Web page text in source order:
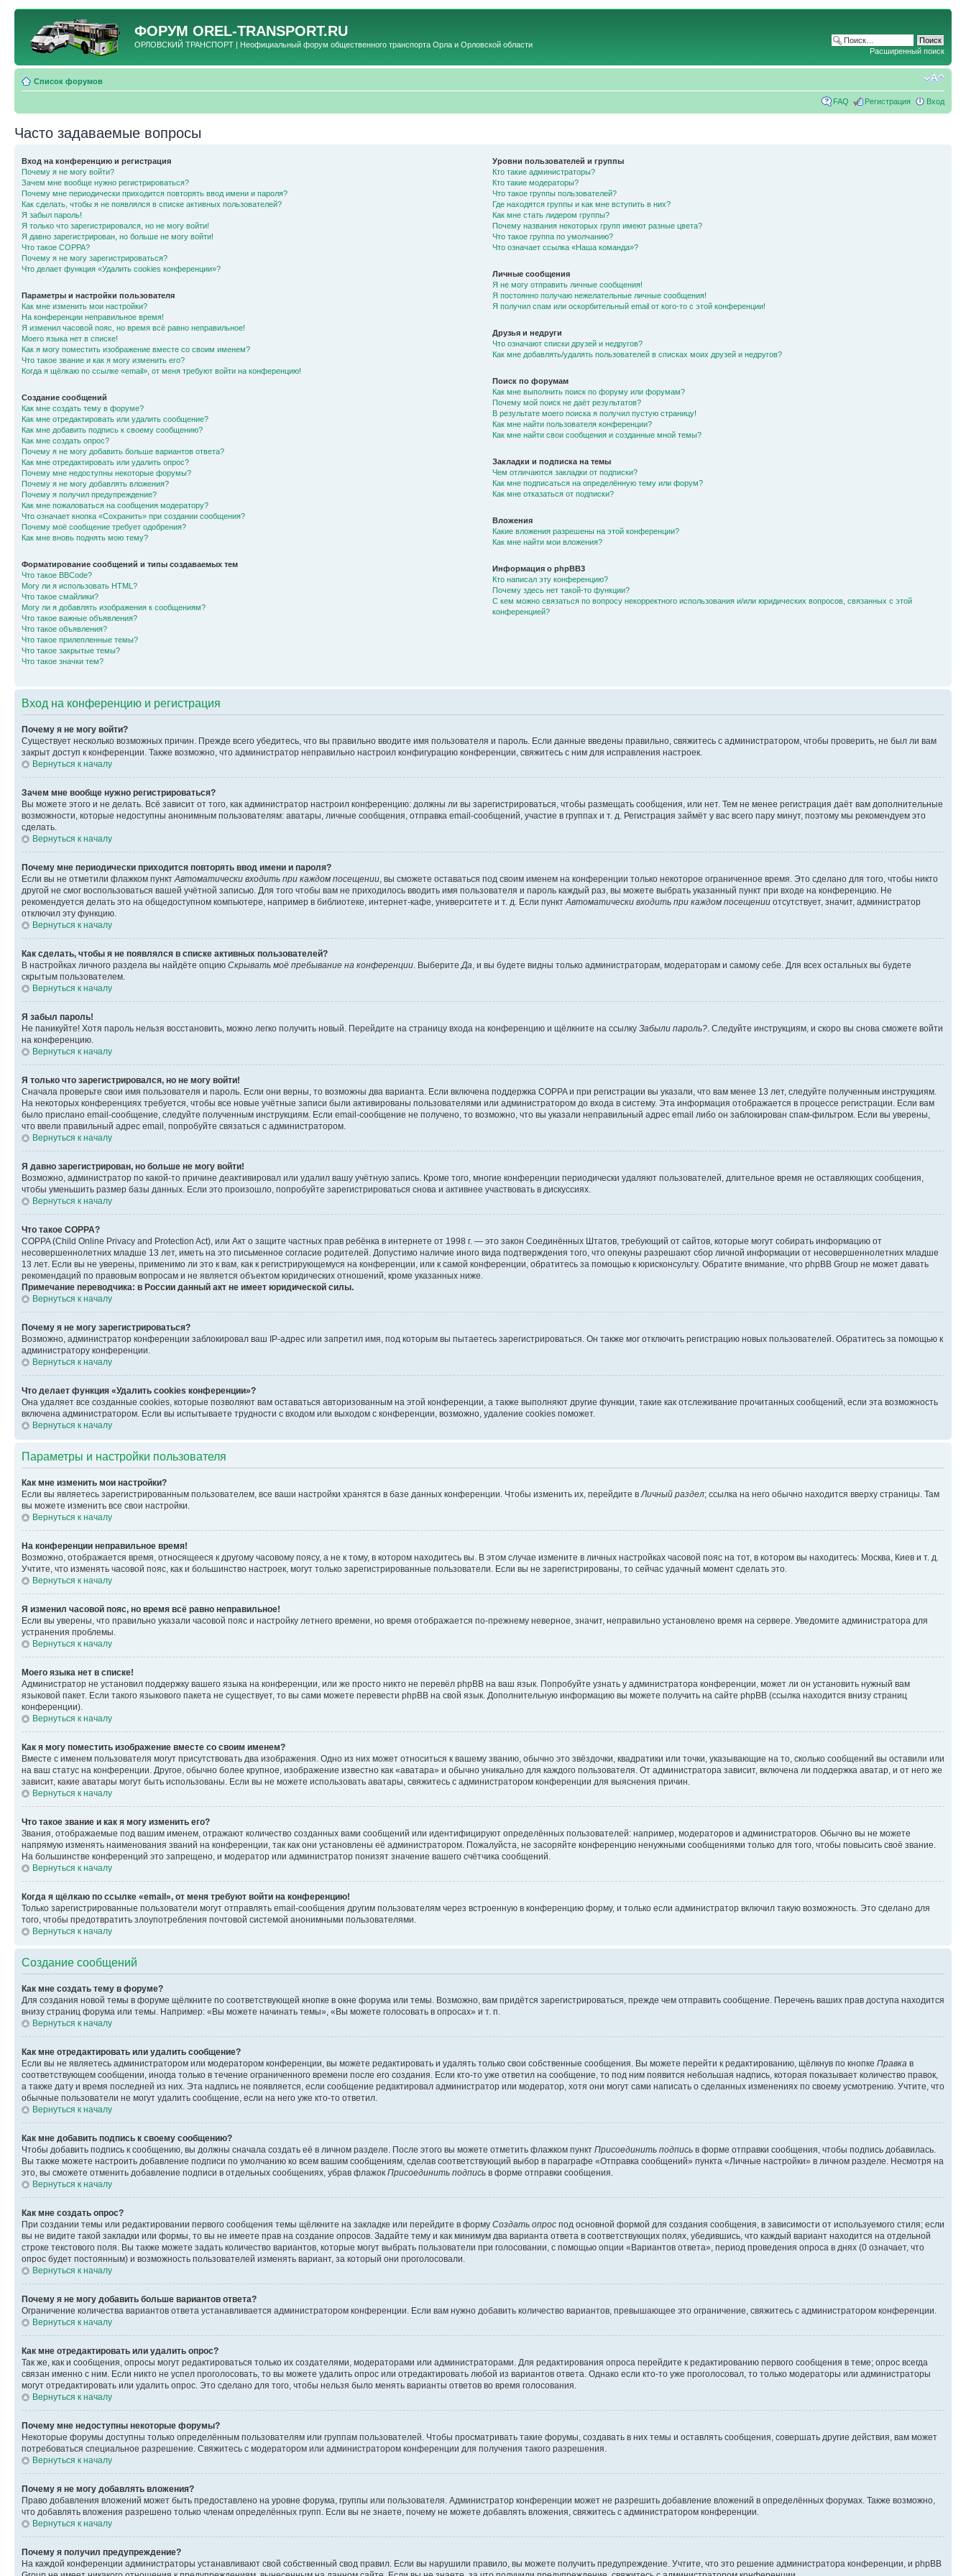
ФОРУМ OREL-TRANSPORT.RU
ОРЛОВСКИЙ ТРАНСПОРТ | Неофициальный форум общественного транспорта Орла и Орловской области
Расширенный поиск
Список форумов
FAQ Регистрация Вход
Часто задаваемые вопросы
Вход на конференцию и регистрация
Почему я не могу войти?
Зачем мне вообще нужно регистрироваться?
Почему мне периодически приходится повторять ввод имени и пароля?
Как сделать, чтобы я не появлялся в списке активных пользователей?
Я забыл пароль!
Я только что зарегистрировался, но не могу войти!
Я давно зарегистрирован, но больше не могу войти!
Что такое COPPA?
Почему я не могу зарегистрироваться?
Что делает функция «Удалить cookies конференции»?
Параметры и настройки пользователя
Как мне изменить мои настройки?
На конференции неправильное время!
Я изменил часовой пояс, но время всё равно неправильное!
Моего языка нет в списке!
Как я могу поместить изображение вместе со своим именем?
Что такое звание и как я могу изменить его?
Когда я щёлкаю по ссылке «email», от меня требуют войти на конференцию!
Создание сообщений
Как мне создать тему в форуме?
Как мне отредактировать или удалить сообщение?
Как мне добавить подпись к своему сообщению?
Как мне создать опрос?
Почему я не могу добавить больше вариантов ответа?
Как мне отредактировать или удалить опрос?
Почему мне недоступны некоторые форумы?
Почему я не могу добавлять вложения?
Почему я получил предупреждение?
Как мне пожаловаться на сообщения модератору?
Что означает кнопка «Сохранить» при создании сообщения?
Почему моё сообщение требует одобрения?
Как мне вновь поднять мою тему?
Форматирование сообщений и типы создаваемых тем
Что такое BBCode?
Могу ли я использовать HTML?
Что такое смайлики?
Могу ли я добавлять изображения к сообщениям?
Что такое важные объявления?
Что такое объявления?
Что такое прилепленные темы?
Что такое закрытые темы?
Что такое значки тем?
Уровни пользователей и группы
Кто такие администраторы?
Кто такие модераторы?
Что такое группы пользователей?
Где находятся группы и как мне вступить в них?
Как мне стать лидером группы?
Почему названия некоторых групп имеют разные цвета?
Что такое группа по умолчанию?
Что означает ссылка «Наша команда»?
Личные сообщения
Я не могу отправить личные сообщения!
Я постоянно получаю нежелательные личные сообщения!
Я получил спам или оскорбительный email от кого-то с этой конференции!
Друзья и недруги
Что означают списки друзей и недругов?
Как мне добавлять/удалять пользователей в списках моих друзей и недругов?
Поиск по форумам
Как мне выполнить поиск по форуму или форумам?
Почему мой поиск не даёт результатов?
В результате моего поиска я получил пустую страницу!
Как мне найти пользователя конференции?
Как мне найти свои сообщения и созданные мной темы?
Закладки и подписка на темы
Чем отличаются закладки от подписки?
Как мне подписаться на определённую тему или форум?
Как мне отказаться от подписки?
Вложения
Какие вложения разрешены на этой конференции?
Как мне найти мои вложения?
Информация о phpBB3
Кто написал эту конференцию?
Почему здесь нет такой-то функции?
С кем можно связаться по вопросу некорректного использования и/или юридических вопросов, связанных с этой
конференцией?
Вход на конференцию и регистрация
Почему я не могу войти?
Существует несколько возможных причин. Прежде всего убедитесь, что вы правильно вводите имя пользователя и пароль. Если данные введены правильно, свяжитесь с администратором, чтобы проверить, не был ли вам
закрыт доступ к конференции. Также возможно, что администратор неправильно настроил конфигурацию конференции, свяжитесь с ним для исправления настроек.
Вернуться к началу
Зачем мне вообще нужно регистрироваться?
Вы можете этого и не делать. Всё зависит от того, как администратор настроил конференцию: должны ли вы зарегистрироваться, чтобы размещать сообщения, или нет. Тем не менее регистрация даёт вам дополнительные
возможности, которые недоступны анонимным пользователям: аватары, личные сообщения, отправка email-сообщений, участие в группах и т. д. Регистрация займёт у вас всего пару минут, поэтому мы рекомендуем это
сделать.
Вернуться к началу
Почему мне периодически приходится повторять ввод имени и пароля?
Если вы не отметили флажком пункт Автоматически входить при каждом посещении , вы сможете оставаться под своим именем на конференции только некоторое ограниченное время. Это сделано для того, чтобы никто
другой не смог воспользоваться вашей учётной записью. Для того чтобы вам не приходилось вводить имя пользователя и пароль каждый раз, вы можете выбрать указанный пункт при входе на конференцию. Не
рекомендуется делать это на общедоступном компьютере, например в библиотеке, интернет-кафе, университете и т. д. Если пункт Автоматически входить при каждом посещении отсутствует, значит, администратор
отключил эту функцию.
Вернуться к началу
Как сделать, чтобы я не появлялся в списке активных пользователей?
В настройках личного раздела вы найдёте опцию Скрывать моё пребывание на конференции . Выберите Да , и вы будете видны только администраторам, модераторам и самому себе. Для всех остальных вы будете
скрытым пользователем.
Вернуться к началу
Я забыл пароль!
Не паникуйте! Хотя пароль нельзя восстановить, можно легко получить новый. Перейдите на страницу входа на конференцию и щёлкните на ссылку Забыли пароль? . Следуйте инструкциям, и скоро вы снова сможете войти
на конференцию.
Вернуться к началу
Я только что зарегистрировался, но не могу войти!
Сначала проверьте свои имя пользователя и пароль. Если они верны, то возможны два варианта. Если включена поддержка COPPA и при регистрации вы указали, что вам менее 13 лет, следуйте полученным инструкциям.
На некоторых конференциях требуется, чтобы все новые учётные записи были активированы пользователями или администратором до входа в систему. Эта информация отображается в процессе регистрации. Если вам
было прислано email-сообщение, следуйте полученным инструкциям. Если email-сообщение не получено, то возможно, что вы указали неправильный адрес email либо он заблокирован спам-фильтром. Если вы уверены,
что ввели правильный адрес email, попробуйте связаться с администратором.
Вернуться к началу
Я давно зарегистрирован, но больше не могу войти!
Возможно, администратор по какой-то причине деактивировал или удалил вашу учётную запись. Кроме того, многие конференции периодически удаляют пользователей, длительное время не оставляющих сообщения,
чтобы уменьшить размер базы данных. Если это произошло, попробуйте зарегистрироваться снова и активнее участвовать в дискуссиях.
Вернуться к началу
Что такое COPPA?
COPPA (Child Online Privacy and Protection Act), или Акт о защите частных прав ребёнка в интернете от 1998 г. — это закон Соединённых Штатов, требующий от сайтов, которые могут собирать информацию от
несовершеннолетних младше 13 лет, иметь на это письменное согласие родителей. Допустимо наличие иного вида подтверждения того, что опекуны разрешают сбор личной информации от несовершеннолетних младше
13 лет. Если вы не уверены, применимо ли это к вам, как к регистрирующемуся на конференции, или к самой конференции, обратитесь за помощью к юрисконсульту. Обратите внимание, что phpBB Group не может давать
рекомендаций по правовым вопросам и не является объектом юридических отношений, кроме указанных ниже.
Примечание переводчика: в России данный акт не имеет юридической силы.
Вернуться к началу
Почему я не могу зарегистрироваться?
Возможно, администратор конференции заблокировал ваш IP-адрес или запретил имя, под которым вы пытаетесь зарегистрироваться. Он также мог отключить регистрацию новых пользователей. Обратитесь за помощью к
администратору конференции.
Вернуться к началу
Что делает функция «Удалить cookies конференции»?
Она удаляет все созданные cookies, которые позволяют вам оставаться авторизованным на этой конференции, а также выполняют другие функции, такие как отслеживание прочитанных сообщений, если эта возможность
включена администратором. Если вы испытываете трудности с входом или выходом с конференции, возможно, удаление cookies поможет.
Вернуться к началу
Параметры и настройки пользователя
Как мне изменить мои настройки?
Если вы являетесь зарегистрированным пользователем, все ваши настройки хранятся в базе данных конференции. Чтобы изменить их, перейдите в Личный раздел; ссылка на него обычно находится вверху страницы. Там
вы можете изменить все свои настройки.
Вернуться к началу
На конференции неправильное время!
Возможно, отображается время, относящееся к другому часовому поясу, а не к тому, в котором находитесь вы. В этом случае измените в личных настройках часовой пояс на тот, в котором вы находитесь: Москва, Киев и т. д.
Учтите, что изменять часовой пояс, как и большинство настроек, могут только зарегистрированные пользователи. Если вы не зарегистрированы, то сейчас удачный момент сделать это.
Вернуться к началу
Я изменил часовой пояс, но время всё равно неправильное!
Если вы уверены, что правильно указали часовой пояс и настройку летнего времени, но время отображается по-прежнему неверное, значит, неправильно установлено время на сервере. Уведомите администратора для
устранения проблемы.
Вернуться к началу
Моего языка нет в списке!
Администратор не установил поддержку вашего языка на конференции, или же просто никто не перевёл phpBB на ваш язык. Попробуйте узнать у администратора конференции, может ли он установить нужный вам
языковой пакет. Если такого языкового пакета не существует, то вы сами можете перевести phpBB на свой язык. Дополнительную информацию вы можете получить на сайте phpBB (ссылка находится внизу страниц
конференции).
Вернуться к началу
Как я могу поместить изображение вместе со своим именем?
Вместе с именем пользователя могут присутствовать два изображения. Одно из них может относиться к вашему званию, обычно это звёздочки, квадратики или точки, указывающие на то, сколько сообщений вы оставили или
на ваш статус на конференции. Другое, обычно более крупное, изображение известно как «аватара» и обычно уникально для каждого пользователя. От администратора зависит, включена ли поддержка аватар, и от него же
зависит, какие аватары могут быть использованы. Если вы не можете использовать аватары, свяжитесь с администратором конференции для выяснения причин.
Вернуться к началу
Что такое звание и как я могу изменить его?
Звания, отображаемые под вашим именем, отражают количество созданных вами сообщений или идентифицируют определённых пользователей: например, модераторов и администраторов. Обычно вы не можете
напрямую изменять наименования званий на конференции, так как они установлены её администратором. Пожалуйста, не засоряйте конференцию ненужными сообщениями только для того, чтобы повысить своё звание.
На большинстве конференций это запрещено, и модератор или администратор понизят значение вашего счётчика сообщений.
Вернуться к началу
Когда я щёлкаю по ссылке «email», от меня требуют войти на конференцию!
Только зарегистрированные пользователи могут отправлять email-сообщения другим пользователям через встроенную в конференцию форму, и только если администратор включил такую возможность. Это сделано для
того, чтобы предотвратить злоупотребления почтовой системой анонимными пользователями.
Вернуться к началу
Создание сообщений
Как мне создать тему в форуме?
Для создания новой темы в форуме щёлкните по соответствующей кнопке в окне форума или темы. Возможно, вам придётся зарегистрироваться, прежде чем отправить сообщение. Перечень ваших прав доступа находится
внизу страниц форума или темы. Например: «Вы можете начинать темы», «Вы можете голосовать в опросах» и т. п.
Вернуться к началу
Как мне отредактировать или удалить сообщение?
Если вы не являетесь администратором или модератором конференции, вы можете редактировать и удалять только свои собственные сообщения. Вы можете перейти к редактированию, щёлкнув по кнопке Правка в
соответствующем сообщении, иногда только в течение ограниченного времени после его создания. Если кто-то уже ответил на сообщение, то под ним появится небольшая надпись, которая показывает количество правок,
а также дату и время последней из них. Эта надпись не появляется, если сообщение редактировал администратор или модератор, хотя они могут сами написать о сделанных изменениях по своему усмотрению. Учтите, что
обычные пользователи не могут удалить сообщение, если на него уже кто-то ответил.
Вернуться к началу
Как мне добавить подпись к своему сообщению?
Чтобы добавить подпись к сообщению, вы должны сначала создать её в личном разделе. После этого вы можете отметить флажком пункт Присоединить подпись в форме отправки сообщения, чтобы подпись добавилась.
Вы также можете настроить добавление подписи по умолчанию ко всем вашим сообщениям, сделав соответствующий выбор в параграфе «Отправка сообщений» пункта «Личные настройки» в личном разделе. Несмотря на
это, вы сможете отменить добавление подписи в отдельных сообщениях, убрав флажок Присоединить подпись в форме отправки сообщения.
Вернуться к началу
Как мне создать опрос?
При создании темы или редактировании первого сообщения темы щёлкните на закладке или перейдите в форму Создать опрос под основной формой для создания сообщения, в зависимости от используемого стиля; если
вы не видите такой закладки или формы, то вы не имеете прав на создание опросов. Задайте тему и как минимум два варианта ответа в соответствующих полях, убедившись, что каждый вариант находится на отдельной
строке текстового поля. Вы также можете задать количество вариантов, которые могут выбрать пользователи при голосовании, с помощью опции «Вариантов ответа», период проведения опроса в днях (0 означает, что
опрос будет постоянным) и возможность пользователей изменять вариант, за который они проголосовали.
Вернуться к началу
Почему я не могу добавить больше вариантов ответа?
Ограничение количества вариантов ответа устанавливается администратором конференции. Если вам нужно добавить количество вариантов, превышающее это ограничение, свяжитесь с администратором конференции.
Вернуться к началу
Как мне отредактировать или удалить опрос?
Так же, как и сообщения, опросы могут редактироваться только их создателями, модераторами или администраторами. Для редактирования опроса перейдите к редактированию первого сообщения в теме; опрос всегда
связан именно с ним. Если никто не успел проголосовать, то вы можете удалить опрос или отредактировать любой из вариантов ответа. Однако если кто-то уже проголосовал, то только модераторы или администраторы
могут отредактировать или удалить опрос. Это сделано для того, чтобы нельзя было менять варианты ответов во время голосования.
Вернуться к началу
Почему мне недоступны некоторые форумы?
Некоторые форумы доступны только определённым пользователям или группам пользователей. Чтобы просматривать такие форумы, создавать в них темы и оставлять сообщения, совершать другие действия, вам может
потребоваться специальное разрешение. Свяжитесь с модератором или администратором конференции для получения такого разрешения.
Вернуться к началу
Почему я не могу добавлять вложения?
Право добавления вложений может быть предоставлено на уровне форума, группы или пользователя. Администратор конференции может не разрешить добавление вложений в определённых форумах. Также возможно,
что добавлять вложения разрешено только членам определённых групп. Если вы не знаете, почему не можете добавлять вложения, свяжитесь с администратором конференции.
Вернуться к началу
Почему я получил предупреждение?
На каждой конференции администраторы устанавливают свой собственный свод правил. Если вы нарушили правило, вы можете получить предупреждение. Учтите, что это решение администратора конференции, и phpBB